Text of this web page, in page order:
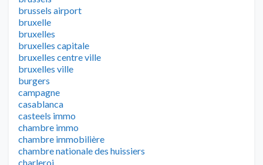
brussels airport
bruxelle
bruxelles
bruxelles capitale
bruxelles centre ville
bruxelles ville
burgers
campagne
casablanca
casteels immo
chambre immo
chambre immobilière
chambre nationale des huissiers
charleroi